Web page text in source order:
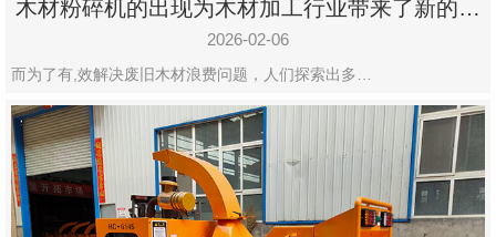
木材粉碎机的出现为木材加工行业带来了新的变
化
2026-02-06
而为了有,效解决废旧木材浪费问题，人们探索出多…